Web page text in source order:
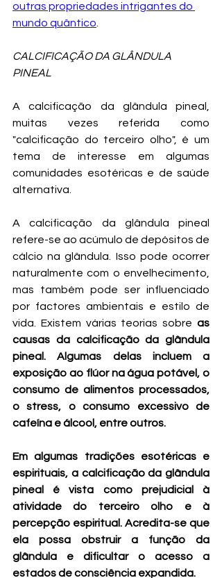
outras propriedades intrigantes do
mundo quântico
CALCIFICAÇÃO DA GLÂNDULA
PINEAL
A calcificação da glândula pineal,
muitas vezes referida como
"calcificação do terceiro olho", é um
tema de interesse em algumas
comunidades esotéricas e de saúde
alternativa.
A calcificação da glândula pineal
refere-se ao acúmulo de depósitos de
cálcio na glândula. Isso pode ocorrer
naturalmente com o envelhecimento,
mas também pode ser influenciado
por factores ambientais e estilo de
vida. Existem várias teorias sobre as
causas da calcificação da glândula
pineal. Algumas delas incluem a
exposição ao flúor na água potável, o
consumo de alimentos processados,
o stress, o consumo excessivo de
cafeína e álcool, entre outros.
Em algumas tradições esotéricas e
espirituais, a calcificação da glândula
pineal é vista como prejudicial à
atividade do terceiro olho e à
percepção espiritual. Acredita-se que
ela possa obstruir a função da
glândula e dificultar o acesso a
estados de consciência expandida.